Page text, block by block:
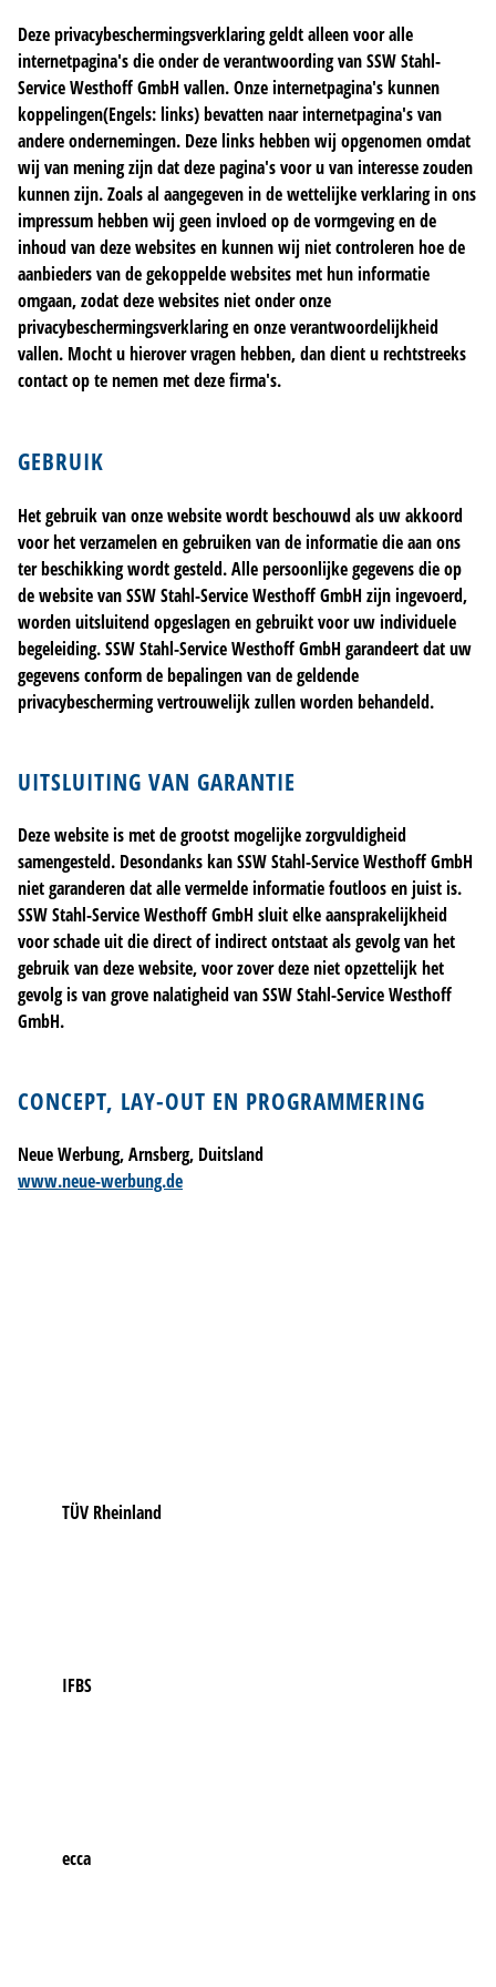
Deze privacybeschermingsverklaring geldt alleen voor alle
internetpagina's die onder de verantwoording van SSW Stahl-
Service Westhoff GmbH vallen. Onze internetpagina's kunnen
koppelingen(Engels: links) bevatten naar internetpagina's van
andere ondernemingen. Deze links hebben wij opgenomen omdat
wij van mening zijn dat deze pagina's voor u van interesse zouden
kunnen zijn. Zoals al aangegeven in de wettelijke verklaring in ons
impressum hebben wij geen invloed op de vormgeving en de
inhoud van deze websites en kunnen wij niet controleren hoe de
aanbieders van de gekoppelde websites met hun informatie
omgaan, zodat deze websites niet onder onze
privacybeschermingsverklaring en onze verantwoordelijkheid
vallen. Mocht u hierover vragen hebben, dan dient u rechtstreeks
contact op te nemen met deze firma's.
GEBRUIK
Het gebruik van onze website wordt beschouwd als uw akkoord
voor het verzamelen en gebruiken van de informatie die aan ons
ter beschikking wordt gesteld. Alle persoonlijke gegevens die op
de website van SSW Stahl-Service Westhoff GmbH zijn ingevoerd,
worden uitsluitend opgeslagen en gebruikt voor uw individuele
begeleiding. SSW Stahl-Service Westhoff GmbH garandeert dat uw
gegevens conform de bepalingen van de geldende
privacybescherming vertrouwelijk zullen worden behandeld.
UITSLUITING VAN GARANTIE
Deze website is met de grootst mogelijke zorgvuldigheid
samengesteld. Desondanks kan SSW Stahl-Service Westhoff GmbH
niet garanderen dat alle vermelde informatie foutloos en juist is.
SSW Stahl-Service Westhoff GmbH sluit elke aansprakelijkheid
voor schade uit die direct of indirect ontstaat als gevolg van het
gebruik van deze website, voor zover deze niet opzettelijk het
gevolg is van grove nalatigheid van SSW Stahl-Service Westhoff
GmbH.
CONCEPT, LAY-OUT EN PROGRAMMERING
Neue Werbung, Arnsberg, Duitsland
www.neue-werbung.de
TÜV Rheinland
IFBS
ecca